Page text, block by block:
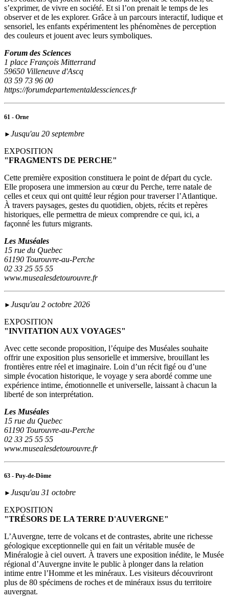
s’exprimer, de vivre en société. Et si l’on prenait le temps de les
observer et de les explorer. Grâce à un parcours interactif, ludique et
sensoriel, les enfants expérimentent les phénomènes de perception
des couleurs et jouent avec leurs symboliques.
Forum des Sciences
1 place François Mitterrand
59650 Villeneuve d'Ascq
03 59 73 96 00
https://forumdepartementaldessciences.fr
61 - Orne
► Jusqu'au 20 septembre
EXPOSITION
"FRAGMENTS DE PERCHE"
Cette première exposition constituera le point de départ du cycle.
Elle proposera une immersion au cœur du Perche, terre natale de
celles et ceux qui ont quitté leur région pour traverser l’Atlantique.
À travers paysages, gestes du quotidien, objets, récits et repères
historiques, elle permettra de mieux comprendre ce qui, ici, a
façonné les futurs migrants.
Les Muséales
15 rue du Quebec
61190 Tourouvre-au-Perche
02 33 25 55 55
www.musealesdetourouvre.fr
► Jusqu'au 2 octobre 2026
EXPOSITION
"INVITATION AUX VOYAGES"
Avec cette seconde proposition, l’équipe des Muséales souhaite
offrir une exposition plus sensorielle et immersive, brouillant les
frontières entre réel et imaginaire. Loin d’un récit figé ou d’une
simple évocation historique, le voyage y sera abordé comme une
expérience intime, émotionnelle et universelle, laissant à chacun la
liberté de son interprétation.
Les Muséales
15 rue du Quebec
61190 Tourouvre-au-Perche
02 33 25 55 55
www.musealesdetourouvre.fr
63 - Puy-de-Dôme
► Jusqu'au 31 octobre
EXPOSITION
"TRÉSORS DE LA TERRE D'AUVERGNE"
L’Auvergne, terre de volcans et de contrastes, abrite une richesse
géologique exceptionnelle qui en fait un véritable musée de
Minéralogie à ciel ouvert. À travers une exposition inédite, le Musée
régional d’Auvergne invite le public à plonger dans la relation
intime entre l’Homme et les minéraux. Les visiteurs découvriront
plus de 80 spécimens de roches et de minéraux issus du territoire
auvergnat.